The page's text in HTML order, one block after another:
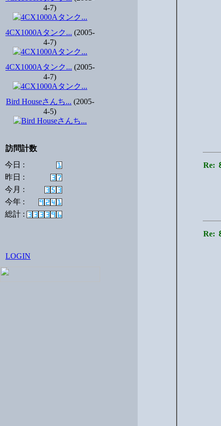
4-7)
4CX1000Aタンク... (2005-
4-7)
4CX1000Aタンク... (2005-
4-7)
Bird Houseさんち... (2005-
4-5)
訪問計数
今日 :
昨日 :
今月 :
今年 :
総計 :
LOGIN
Re:
Re: